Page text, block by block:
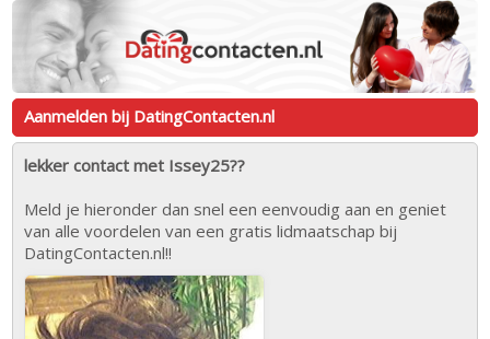
Aanmelden bij DatingContacten.nl
lekker contact met Issey25??
Meld je hieronder dan snel een eenvoudig aan en geniet
van alle voordelen van een gratis lidmaatschap bij
DatingContacten.nl!!